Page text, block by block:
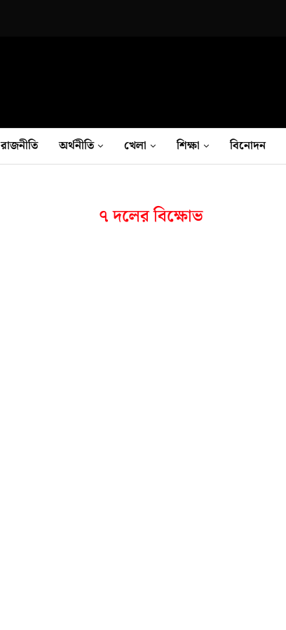
রাজনীতি অর্থনীতি খেলা শিক্ষা বিনোদন
৭ দলের বিক্ষোভ